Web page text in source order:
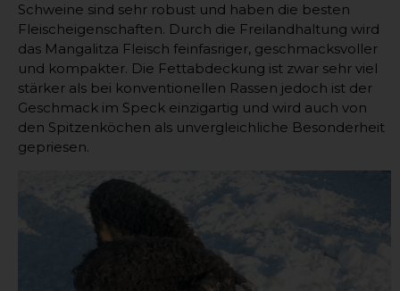
Schweine sind sehr robust und haben die besten
Fleischeigenschaften. Durch die Freilandhaltung wird
das Mangalitza Fleisch feinfasriger, geschmacksvoller
und kompakter. Die Fettabdeckung ist zwar sehr viel
stärker als bei konventionellen Rassen jedoch ist der
Geschmack im Speck einzigartig und wird auch von
den Spitzenköchen als unvergleichliche Besonderheit
gepriesen.